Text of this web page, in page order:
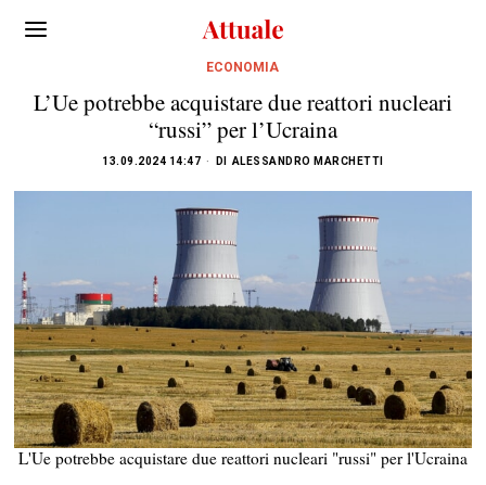
ECONOMIA
L’Ue potrebbe acquistare due reattori nucleari
“russi” per l’Ucraina
13.09.2024 14:47 DI ALESSANDRO MARCHETTI
L'Ue potrebbe acquistare due reattori nucleari "russi" per l'Ucraina